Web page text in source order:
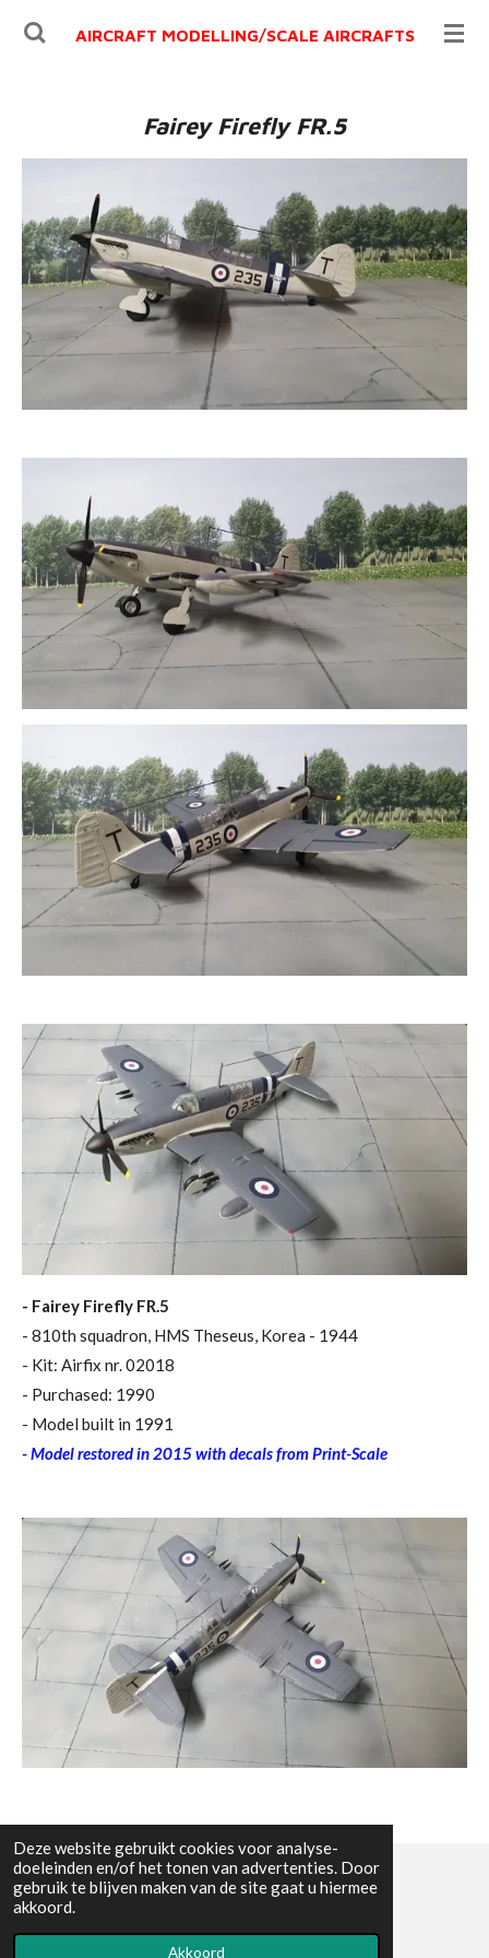
Deze website gebruikt cookies voor analyse-
doeleinden en/of het tonen van advertenties. Door
gebruik te blijven maken van de site gaat u hiermee
akkoord.
Akkoord
Ga
AIRCRAFT MODELLING/SCALE AIRCRAFTS
Fairey Firefly FR.5
- Fairey Firefly FR.5
- 810th squadron, HMS Theseus, Korea - 1944
- Kit: Airfix nr. 02018
- Purchased: 1990
- Model built in 1991
- Model restored in 2015 with decals from Print-Scale
© All the pictures on this website are copywright protected